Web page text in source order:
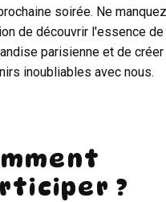
soirée. Ne
de découvrir l'essence de
parisienne et de
inoubliables avec nous.
?